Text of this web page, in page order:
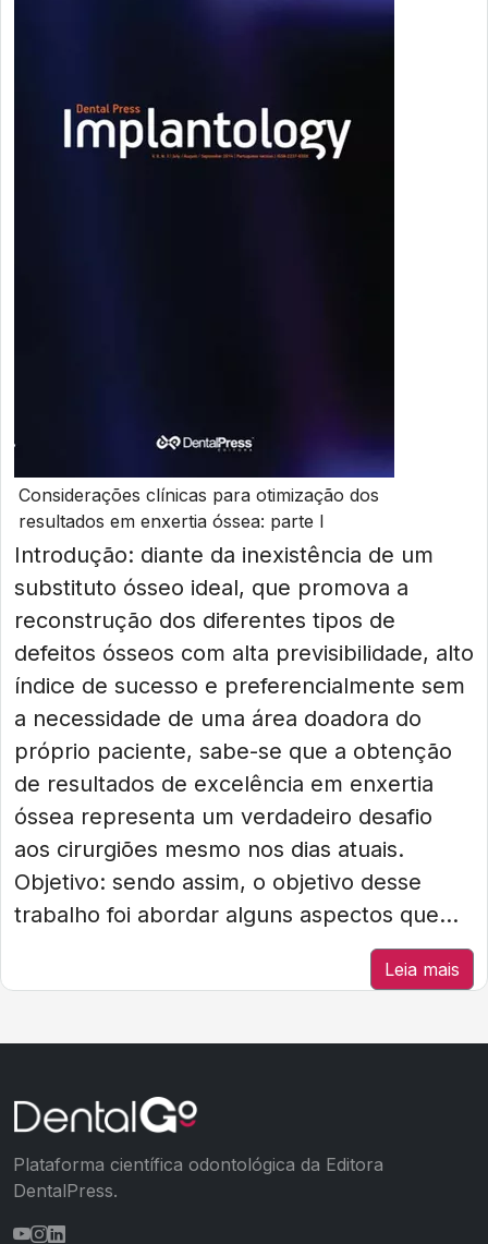
Considerações clínicas para otimização dos
resultados em enxertia óssea: parte I
Introdução: diante da inexistência de um
substituto ósseo ideal, que promova a
reconstrução dos diferentes tipos de
defeitos ósseos com alta previsibilidade, alto
índice de sucesso e preferencialmente sem
a necessidade de uma área doadora do
próprio paciente, sabe-se que a obtenção
de resultados de excelência em enxertia
óssea representa um verdadeiro desafio
aos cirurgiões mesmo nos dias atuais.
Objetivo: sendo assim, o objetivo desse
trabalho foi abordar alguns aspectos que...
Leia mais
Plataforma científica odontológica da Editora
DentalPress.